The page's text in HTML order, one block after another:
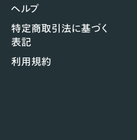
ヘルプ
特定商取引法に基づく
表記
利用規約